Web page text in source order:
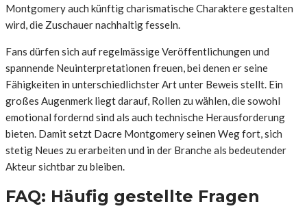
Montgomery auch künftig charismatische Charaktere gestalten
wird, die Zuschauer nachhaltig fesseln.
Fans dürfen sich auf regelmässige Veröffentlichungen und
spannende Neuinterpretationen freuen, bei denen er seine
Fähigkeiten in unterschiedlichster Art unter Beweis stellt. Ein
großes Augenmerk liegt darauf, Rollen zu wählen, die sowohl
emotional fordernd sind als auch technische Herausforderung
bieten. Damit setzt Dacre Montgomery seinen Weg fort, sich
stetig Neues zu erarbeiten und in der Branche als bedeutender
Akteur sichtbar zu bleiben.
FAQ: Häufig gestellte Fragen